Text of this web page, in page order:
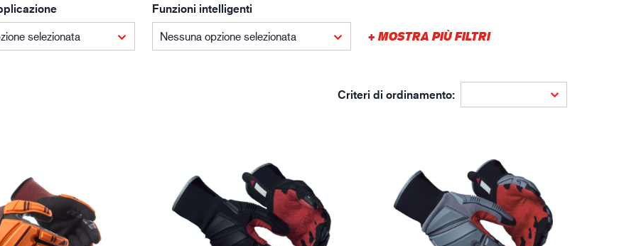
Edilizia e costruzioni
selezionata
Funzioni intelligenti
Nessuna opzione selezionata + MOSTRA PIÙ FILTRI
Criteri di ordinamento: